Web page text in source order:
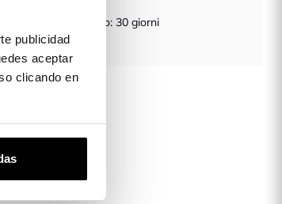
publicidad
aceptar
clicando en
Reso: 30 giorni